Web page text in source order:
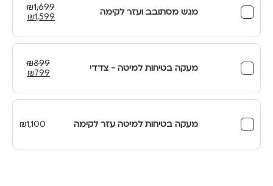
מגש מסתובב ועזר לקימה ₪1,699
המחיר
היה:
₪1,699.
₪1,599 המחיר
הוא:
₪1,599.
מעקה בטיחות למיטה - צדדי
₪899
המחיר
היה:
₪899.
₪799
הוא:
₪799.
מעקה בטיחות למיטה עזר לקימה
₪1,100